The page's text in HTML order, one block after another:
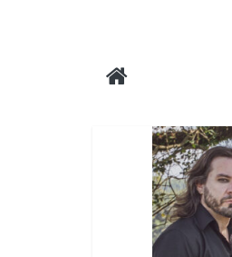
Press
Assessoria
Conteúdos